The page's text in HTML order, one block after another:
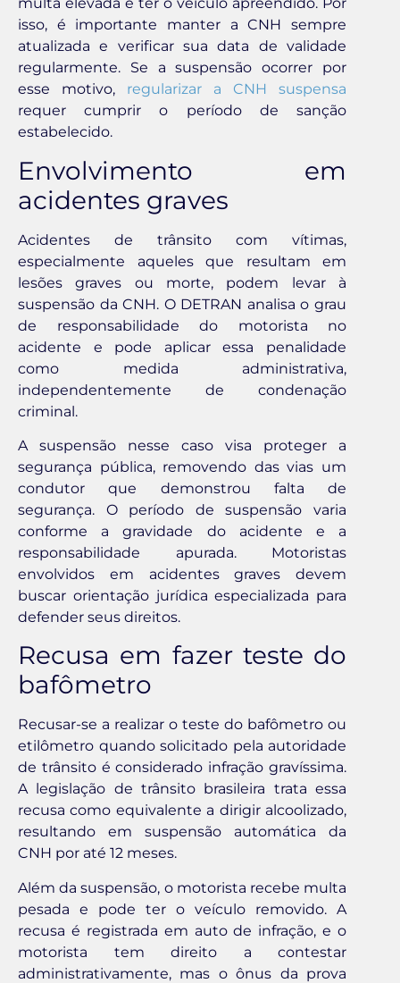
multa elevada e ter o veículo apreendido. Por
isso, é importante manter a CNH sempre
atualizada e verificar sua data de validade
regularmente. Se a suspensão ocorrer por
esse motivo, regularizar a CNH suspensa
requer cumprir o período de sanção
estabelecido.
Envolvimento em
acidentes graves
Acidentes de trânsito com vítimas,
especialmente aqueles que resultam em
lesões graves ou morte, podem levar à
suspensão da CNH. O DETRAN analisa o grau
de responsabilidade do motorista no
acidente e pode aplicar essa penalidade
como medida administrativa,
independentemente de condenação
criminal.
A suspensão nesse caso visa proteger a
segurança pública, removendo das vias um
condutor que demonstrou falta de
segurança. O período de suspensão varia
conforme a gravidade do acidente e a
responsabilidade apurada. Motoristas
envolvidos em acidentes graves devem
buscar orientação jurídica especializada para
defender seus direitos.
Recusa em fazer teste do
bafômetro
Recusar-se a realizar o teste do bafômetro ou
etilômetro quando solicitado pela autoridade
de trânsito é considerado infração gravíssima.
A legislação de trânsito brasileira trata essa
recusa como equivalente a dirigir alcoolizado,
resultando em suspensão automática da
CNH por até 12 meses.
Além da suspensão, o motorista recebe multa
pesada e pode ter o veículo removido. A
recusa é registrada em auto de infração, e o
motorista tem direito a contestar
administrativamente, mas o ônus da prova